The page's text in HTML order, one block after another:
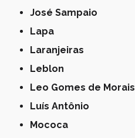
José Sampaio
Lapa
Laranjeiras
Leblon
Leo Gomes de Morais
Luís Antônio
Mococa